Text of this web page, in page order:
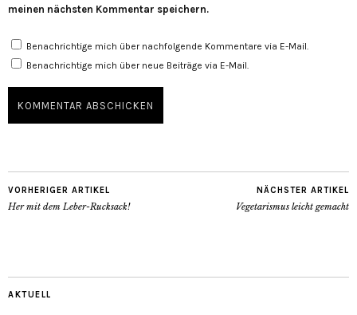
meinen nächsten Kommentar speichern.
Benachrichtige mich über nachfolgende Kommentare via E-Mail.
Benachrichtige mich über neue Beiträge via E-Mail.
VORHERIGER ARTIKEL
Her mit dem Leber-Rucksack!
NÄCHSTER ARTIKEL
Vegetarismus leicht gemacht
AKTUELL